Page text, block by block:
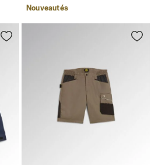
Nouveautés